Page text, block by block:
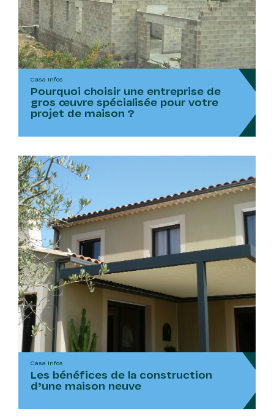
Casa Infos
Pourquoi choisir une entreprise de
gros œuvre spécialisée pour votre
projet de maison ?
Casa Infos
Les bénéfices de la construction
d’une maison neuve